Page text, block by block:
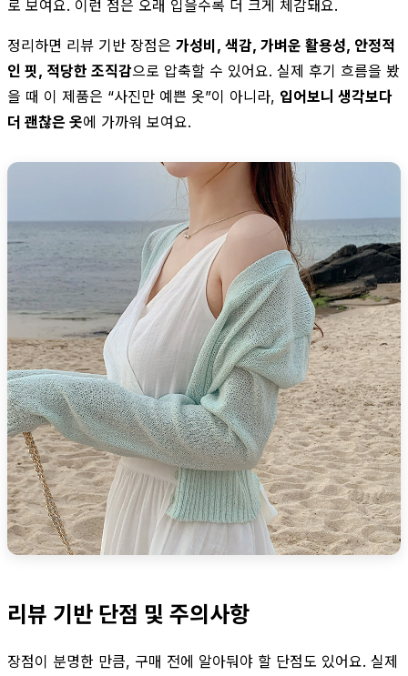
로 보여요. 이런 점은 오래 입을수록 더 크게 체감돼요.
정리하면 리뷰 기반 장점은 가성비, 색감, 가벼운 활용성, 안정적
인 핏, 적당한 조직감으로 압축할 수 있어요. 실제 후기 흐름을 봤
을 때 이 제품은 “사진만 예쁜 옷”이 아니라, 입어보니 생각보다
더 괜찮은 옷에 가까워 보여요.
리뷰 기반 단점 및 주의사항
장점이 분명한 만큼, 구매 전에 알아둬야 할 단점도 있어요. 실제